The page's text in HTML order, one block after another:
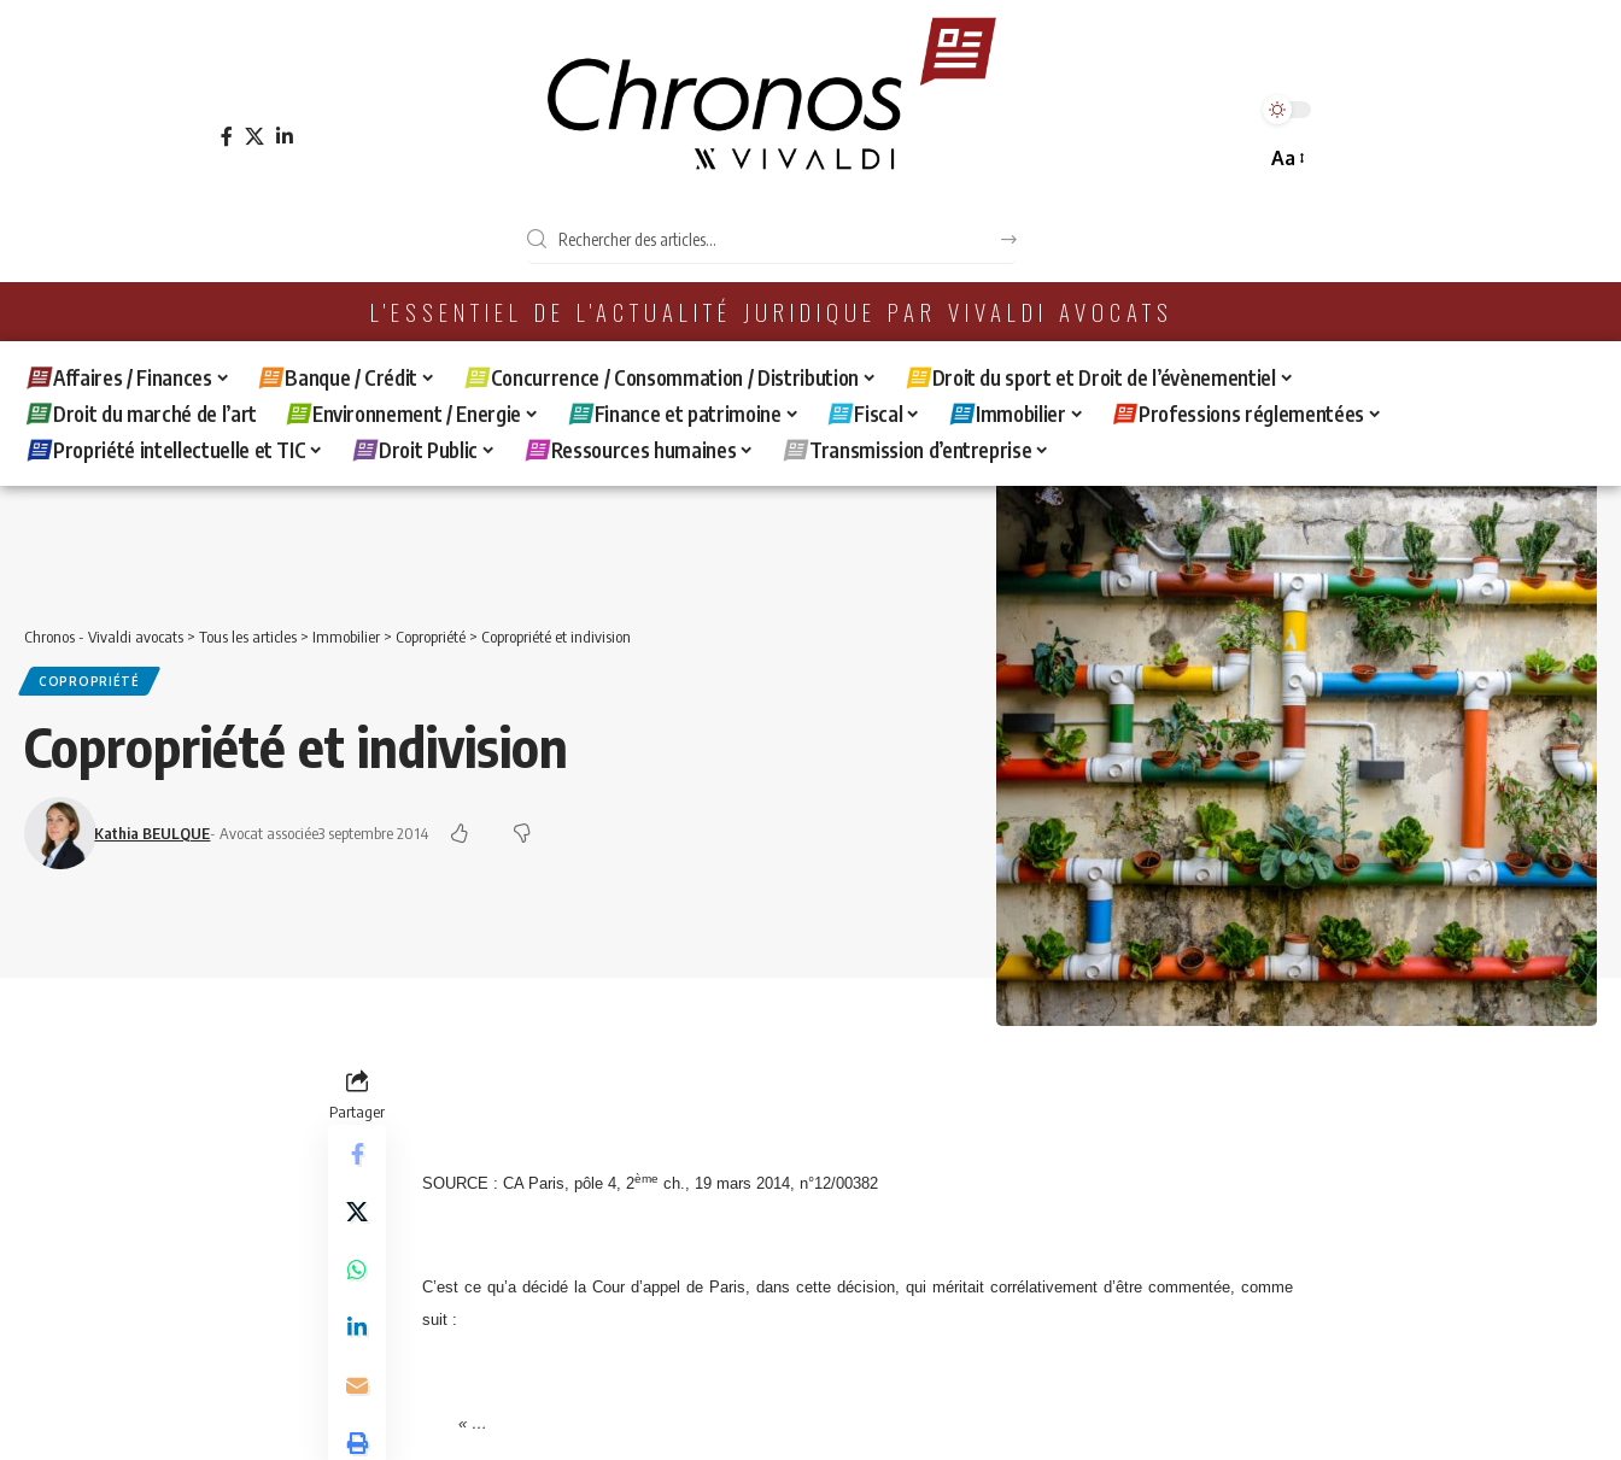
Aa
L'ESSENTIEL DE L'ACTUALITÉ JURIDIQUE PAR VIVALDI AVOCATS
Affaires / Finances Banque / Crédit Concurrence / Consommation / Distribution
Droit du sport et Droit de l’évènementiel
Droit du marché de l’art
Environnement / Energie Finance et patrimoine Fiscal Immobilier
Professions réglementées
Propriété intellectuelle et TIC
Droit Public Ressources humaines Transmission d’entreprise
Chronos - Vivaldi avocats > Tous les articles > Immobilier > Copropriété > Copropriété et indivision
COPROPRIÉTÉ
Copropriété et indivision
Kathia BEULQUE- Avocat associée3 septembre 2014
Partager
SOURCE : CA Paris, pôle 4, 2ème ch., 19 mars 2014, n°12/00382
C’est ce qu’a décidé la Cour d’appel de Paris, dans cette décision, qui méritait corrélativement d’être commentée, comme
suit :
« …